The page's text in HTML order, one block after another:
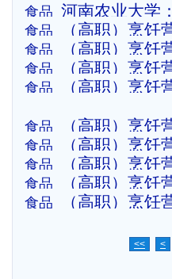
食品 河南农业大学
食品 （高职）烹饪
食品 （高职）烹
养需要
食品 （高职）烹
群营养与膳食
食品 （高职）烹
食品
（高职）烹
食品 （高职）烹
理
食品 （高职）烹
食品 （高职）烹
食品 （高职）烹
<< <